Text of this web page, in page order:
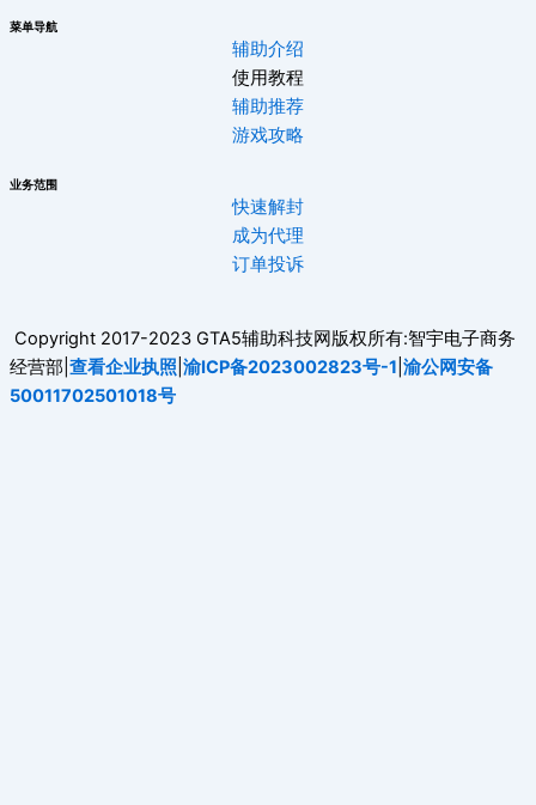
菜单导航
辅助介绍
使用教程
辅助推荐
游戏攻略
业务范围
快速解封
成为代理
订单投诉
Copyright 2017-2023 GTA5辅助科技网版权所有:智宇电子商务
经营部| 查看企业执照 渝ICP备2023002823号-1 渝公网安备
50011702501018号